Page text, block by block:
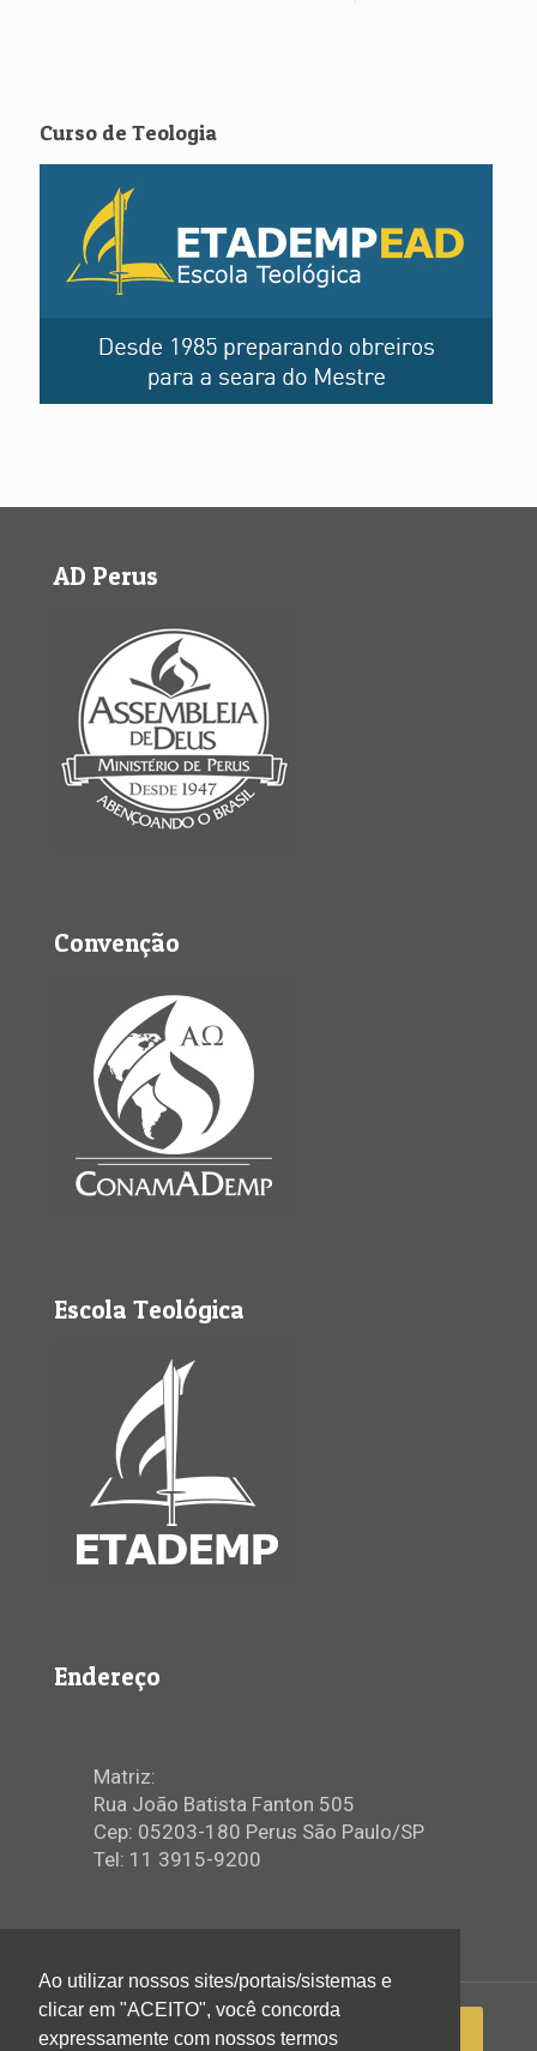
Curso de Teologia
AD Perus
Convenção
Escola Teológica
Endereço
Matriz:
Rua João Batista Fanton 505
Cep: 05203-180 Perus São Paulo/SP
Tel: 11 3915-9200
Ao utilizar nossos sites/portais/sistemas e
clicar em "ACEITO", você concorda
expressamente com nossos termos